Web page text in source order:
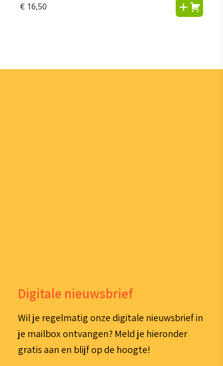
€ 16,50
Digitale nieuwsbrief
Wil je regelmatig onze digitale nieuwsbrief in
je mailbox ontvangen? Meld je hieronder
gratis aan en blijf op de hoogte!